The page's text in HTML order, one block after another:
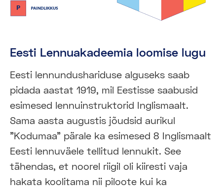
Eesti Lennuakadeemia loomise lugu
Eesti lennundushariduse alguseks saab
pidada aastat 1919, mil Eestisse saabusid
esimesed lennuinstruktorid Inglismaalt.
Sama aasta augustis jõudsid aurikul
"Kodumaa" pärale ka esimesed 8 Inglismaalt
Eesti lennuväele tellitud lennukit. See
tähendas, et noorel riigil oli kiiresti vaja
hakata koolitama nii piloote kui ka